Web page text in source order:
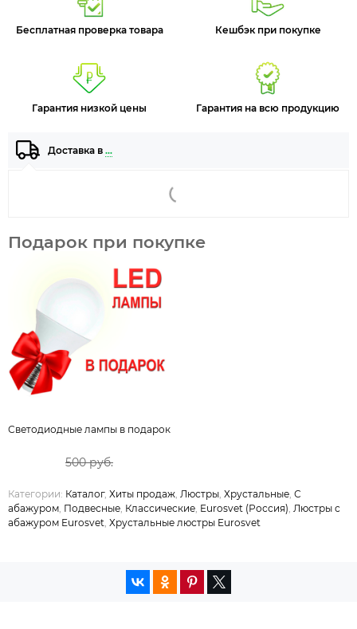
Бесплатная проверка товара Кешбэк при покупке
Гарантия низкой цены Гарантия на всю продукцию
Доставка в …
Подарок при покупке
Светодиодные лампы в подарок
500 руб.
Категории: Каталог, Хиты продаж, Люстры, Хрустальные, С
абажуром, Подвесные, Классические, Eurosvet (Россия), Люстры с
абажуром Eurosvet, Хрустальные люстры Eurosvet